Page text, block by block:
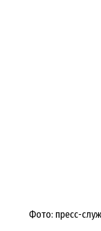
Фото: пресс-